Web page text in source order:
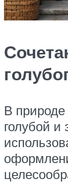
В природе
голубой и